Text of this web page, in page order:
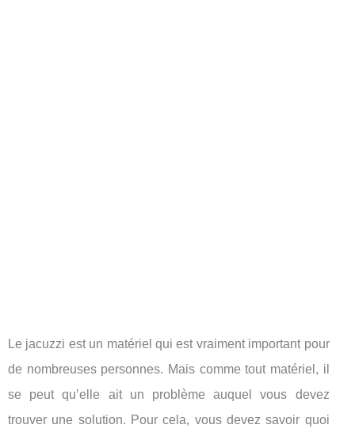
Le jacuzzi est un matériel qui est vraiment important pour
de nombreuses personnes. Mais comme tout matériel, il
se peut qu’elle ait un problème auquel vous devez
trouver une solution. Pour cela, vous devez savoir quoi